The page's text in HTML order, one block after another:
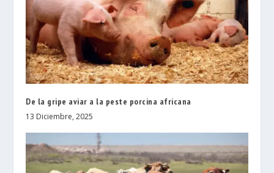
De la gripe aviar a la peste porcina africana
13 Diciembre, 2025